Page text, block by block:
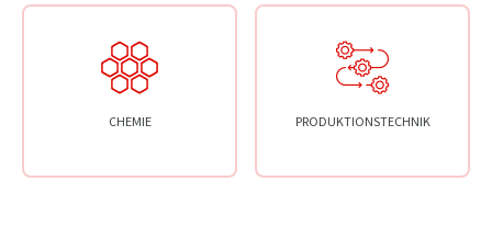
CHEMIE PRODUKTIONSTECHNIK